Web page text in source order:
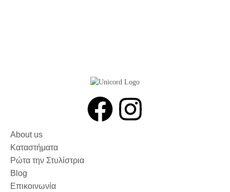
About us
Καταστήματα
Ρώτα την Στυλίστρια
Blog
Επικοινωνία